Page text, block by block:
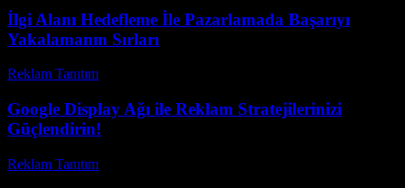
İlgi Alanı Hedefleme İle Pazarlamada Başarıyı
Yakalamanın Sırları
Reklam Tanıtım
Google Display Ağı ile Reklam Stratejilerinizi
Güçlendirin!
Reklam Tanıtım